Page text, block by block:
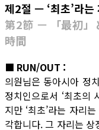
제2절 — ‘최초’라는
第2節 — 「最初」
時間
■ RUN/OUT :
의원님은 동아시아 정
정치인으로서 ‘최초의
지만 ‘최초’라는 자리
각합니다. 그 자리는